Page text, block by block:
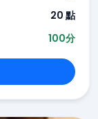
20 點
100分